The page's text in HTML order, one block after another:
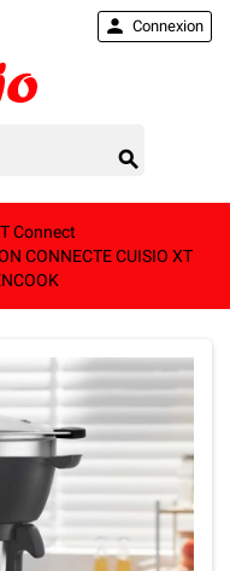

 Connexion
Connect
CONNECTE CUISIO XT